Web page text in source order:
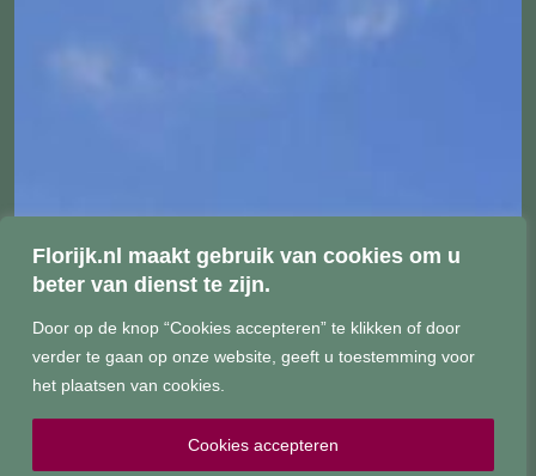
Florijk.nl maakt gebruik van cookies om u
beter van dienst te zijn.
Door op de knop “Cookies accepteren” te klikken of door
verder te gaan op onze website, geeft u toestemming voor
het plaatsen van cookies.
Cookies accepteren